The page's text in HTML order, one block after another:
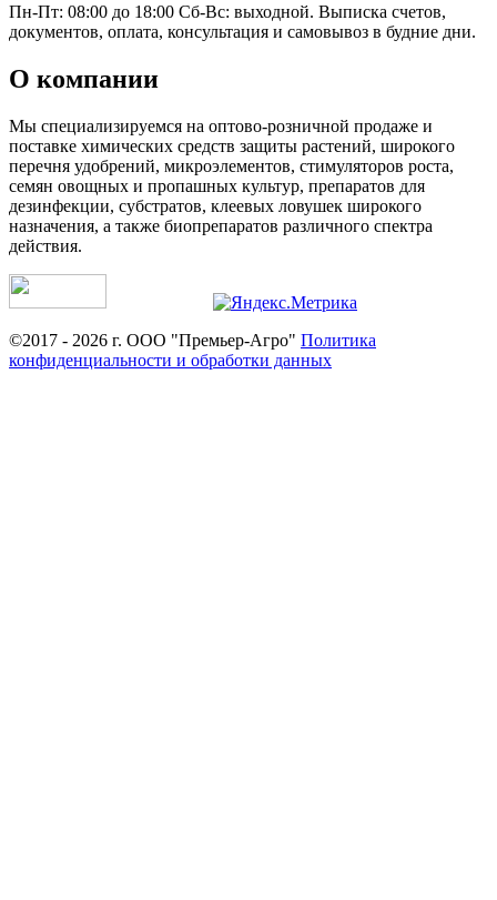
Пн-Пт: 08:00 до 18:00 Сб-Вс: выходной. Выписка счетов,
документов, оплата, консультация и самовывоз в будние дни.
О компании
Мы специализируемся на оптово-розничной продаже и
поставке химических средств защиты растений, широкого
перечня удобрений, микроэлементов, стимуляторов роста,
семян овощных и пропашных культур, препаратов для
дезинфекции, субстратов, клеевых ловушек широкого
назначения, а также биопрепаратов различного спектра
действия.
©2017 - 2026 г. ООО "Премьер-Агро" Политика
конфиденциальности и обработки данных